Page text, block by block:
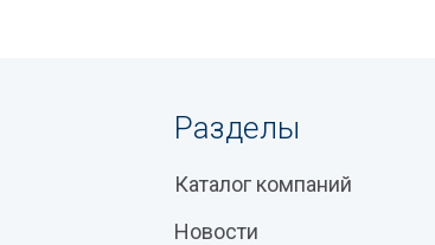
Разделы
Каталог компаний
Новости